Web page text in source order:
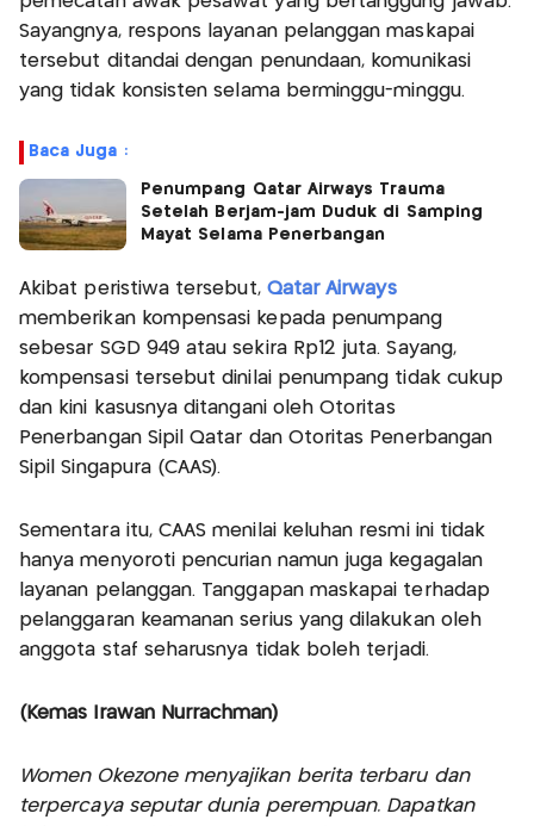
Sayangnya, respons layanan pelanggan maskapai
tersebut ditandai dengan penundaan, komunikasi
yang tidak konsisten selama berminggu-minggu.
Baca Juga :
Penumpang Qatar Airways Trauma
Setelah Berjam-jam Duduk di Samping
Mayat Selama Penerbangan
Akibat peristiwa tersebut, Qatar Airways
memberikan kompensasi kepada penumpang
sebesar SGD 949 atau sekira Rp12 juta. Sayang,
kompensasi tersebut dinilai penumpang tidak cukup
dan kini kasusnya ditangani oleh Otoritas
Penerbangan Sipil Qatar dan Otoritas Penerbangan
Sipil Singapura (CAAS).
Sementara itu, CAAS menilai keluhan resmi ini tidak
hanya menyoroti pencurian namun juga kegagalan
layanan pelanggan. Tanggapan maskapai terhadap
pelanggaran keamanan serius yang dilakukan oleh
anggota staf seharusnya tidak boleh terjadi.
(Kemas Irawan Nurrachman)
Women Okezone menyajikan berita terbaru dan
terpercaya seputar dunia perempuan. Dapatkan